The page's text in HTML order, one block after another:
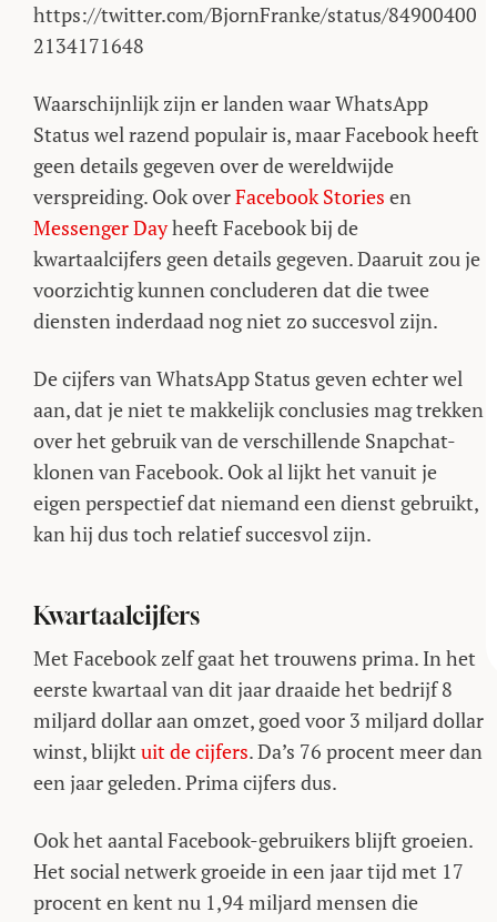
https://twitter.com/BjornFranke/status/84900400
2134171648
Waarschijnlijk zijn er landen waar WhatsApp
Status wel razend populair is, maar Facebook heeft
geen details gegeven over de wereldwijde
verspreiding. Ook overFacebook Stories en
Messenger Dayheeft Facebook bij de
kwartaalcijfers geen details gegeven. Daaruit zou je
voorzichtig kunnen concluderen dat die twee
diensten inderdaad nog niet zo succesvol zijn.
De cijfers van WhatsApp Status geven echter wel
aan, dat je niet te makkelijk conclusies mag trekken
over het gebruik van de verschillende Snapchat-
klonen van Facebook. Ook al lijkt het vanuit je
eigen perspectief dat niemand een dienst gebruikt,
kan hij dus toch relatief succesvol zijn.
Kwartaalcijfers
Met Facebook zelf gaat het trouwens prima. In het
eerste kwartaal van dit jaar draaide het bedrijf 8
miljard dollar aan omzet, goed voor 3 miljard dollar
winst, blijkt uit de cijfers. Da’s 76 procent meer dan
een jaar geleden. Prima cijfers dus.
Ook het aantal Facebook-gebruikers blijft groeien.
Het social netwerk groeide in een jaar tijd met 17
procent en kent nu 1,94 miljard mensen die